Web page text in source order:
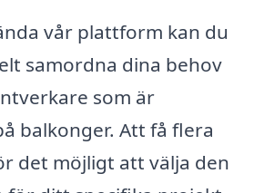
vår plattform kan du
samordna dina behov
som är
balkonger. Att få flera
det möjligt att välja den